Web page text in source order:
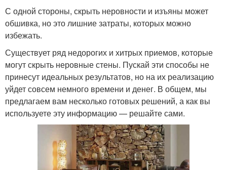
С одной стороны, скрыть неровности и изъяны может
обшивка, но это лишние затраты, которых можно
избежать.
Существует ряд недорогих и хитрых приемов, которые
могут скрыть неровные стены. Пускай эти способы не
принесут идеальных результатов, но на их реализацию
уйдет совсем немного времени и денег. В общем, мы
предлагаем вам несколько готовых решений, а как вы
используете эту информацию — решайте сами.